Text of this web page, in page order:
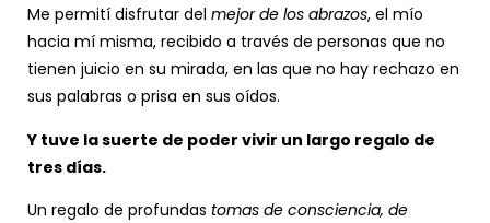
Me permití disfrutar del mejor de los abrazos, el mío
hacia mí misma, recibido a través de personas que no
tienen juicio en su mirada, en las que no hay rechazo en
sus palabras o prisa en sus oídos.
Y tuve la suerte de poder vivir un largo regalo de
tres días.
Un regalo de profundas tomas de consciencia, de